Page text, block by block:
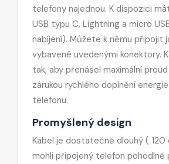
telefony najednou. K dispozici
USB typu C, Lightning a micro
nabíjení). Můžete k němu připojit
vybavené uvedenými konektory.
tak, aby přenášel maximální
zárukou rychlého doplnění
telefonu.
Promyšlený design
Kabel je dostatečně dlouhý ( 120
mohli připojený telefon pohodlně